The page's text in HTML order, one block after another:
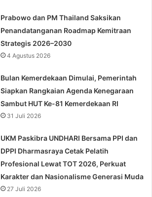
Prabowo dan PM Thailand Saksikan
Penandatanganan Roadmap Kemitraan
Strategis 2026–2030
4 Agustus 2026
Bulan Kemerdekaan Dimulai, Pemerintah
Siapkan Rangkaian Agenda Kenegaraan
Sambut HUT Ke-81 Kemerdekaan RI
31 Juli 2026
UKM Paskibra UNDHARI Bersama PPI dan
DPPI Dharmasraya Cetak Pelatih
Profesional Lewat TOT 2026, Perkuat
Karakter dan Nasionalisme Generasi Muda
27 Juli 2026